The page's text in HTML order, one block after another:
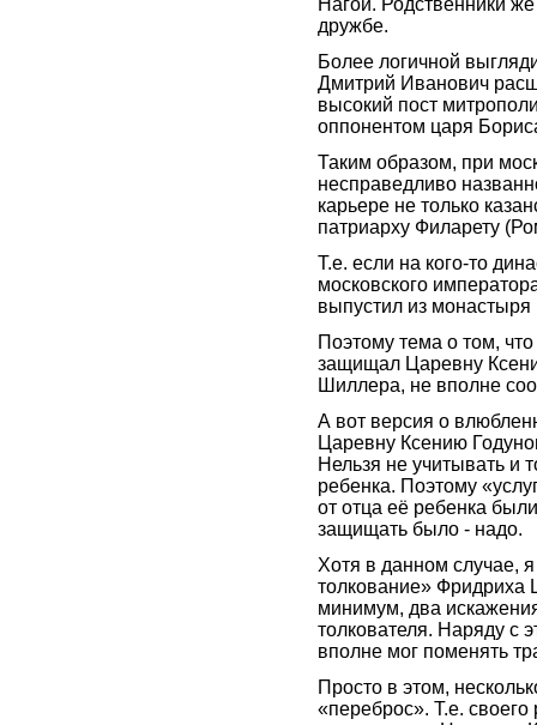
Нагой. Родственники
дружбе.
Более логичной
Дмитрий Иванович
высокий пост
оппонентом царя
Таким образом, при
несправедливо
карьере не только
патриарху Филарету
Т.е. если на кого-то
московского
выпустил из
Поэтому тема о том,
защищал Царевну
Шиллера, не вполне
А вот версия о
Царевну Ксению
Нельзя не учитывать и
ребенка. Поэтому
от отца её ребенка
защищать было - надо.
Хотя в данном случае,
толкование» Фридриха
минимум, два
толкователя. Наряду с
вполне мог поменять
Просто в этом,
«переброс». Т.е. своего